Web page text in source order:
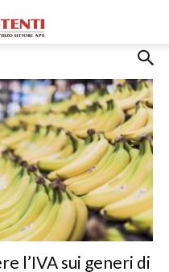
l’IVA sui generi di